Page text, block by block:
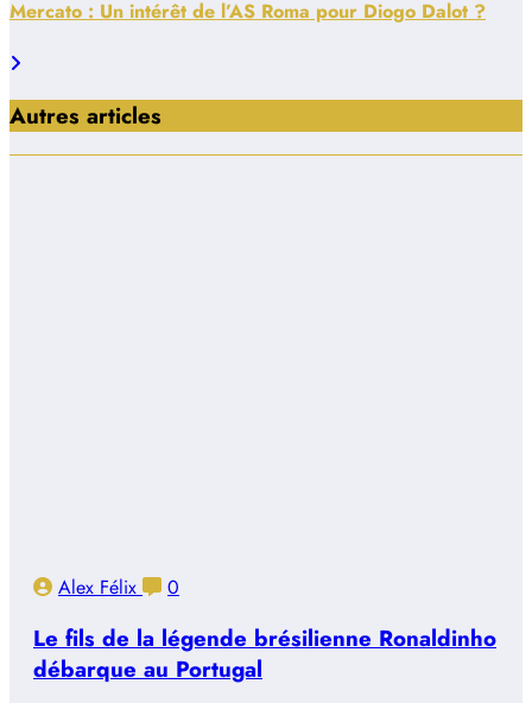
Mercato : Un intérêt de l’AS Roma pour Diogo Dalot ?
Autres articles
Alex Félix 0
Le fils de la légende brésilienne Ronaldinho
débarque au Portugal